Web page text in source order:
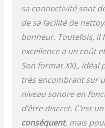
sa connectivité sont
de sa facilité de
bonheur. Toutefois, il
excellence a un coût
Son format XXL, idéal
très encombrant sur
niveau sonore en
d’être discret. C’est un
conséquent, mais